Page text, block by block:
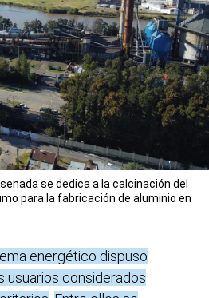
se dedica a la calcinación del
para la fabricación de aluminio en
energético dispuso
considerados